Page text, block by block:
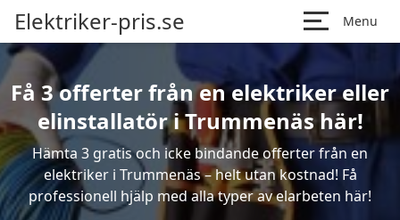
Elektriker-pris.se Menu
Få 3 offerter från en elektriker eller
elinstallatör i Trummenäs här!
Hämta 3 gratis och icke bindande offerter från en
elektriker i Trummenäs – helt utan kostnad! Få
professionell hjälp med alla typer av elarbeten här!